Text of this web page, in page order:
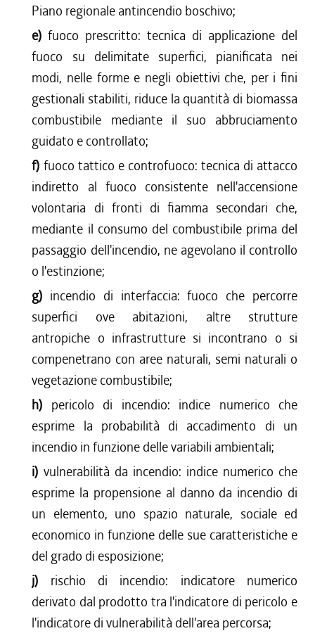
Piano regionale antincendio boschivo;
e)fuoco prescritto: tecnica di applicazione del
fuoco su delimitate superfici, pianificata nei
modi, nelle forme e negli obiettivi che, per i fini
gestionali stabiliti, riduce la quantità di biomassa
combustibile mediante il suo abbruciamento
guidato e controllato;
f) fuoco tattico e controfuoco: tecnica di attacco
indiretto al fuoco consistente nell'accensione
volontaria di fronti di fiamma secondari che,
mediante il consumo del combustibile prima del
passaggio dell'incendio, ne agevolano il controllo
o l'estinzione;
g) incendio di interfaccia: fuoco che percorre
superfici ove abitazioni, altre strutture
antropiche o infrastrutture si incontrano o si
compenetrano con aree naturali, semi naturali o
vegetazione combustibile;
h) pericolo di incendio: indice numerico che
esprime la probabilità di accadimento di un
incendio in funzione delle variabili ambientali;
i) vulnerabilità da incendio: indice numerico che
esprime la propensione al danno da incendio di
un elemento, uno spazio naturale, sociale ed
economico in funzione delle sue caratteristiche e
del grado di esposizione;
j) rischio di incendio: indicatore numerico
derivato dal prodotto tra l'indicatore di pericolo e
l'indicatore di vulnerabilità dell'area percorsa;